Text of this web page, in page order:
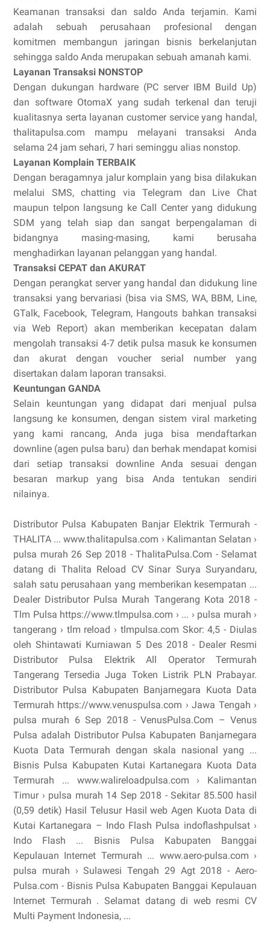
Keamanan transaksi dan saldo Anda terjamin. Kami
adalah sebuah perusahaan profesional dengan
komitmen membangun jaringan bisnis berkelanjutan
sehingga saldo Anda merupakan sebuah amanah kami.
Layanan Transaksi NONSTOP
Dengan dukungan hardware (PC server IBM Build Up)
dan software OtomaX yang sudah terkenal dan teruji
kualitasnya serta layanan customer service yang handal,
thalitapulsa.com mampu melayani transaksi Anda
selama 24 jam sehari, 7 hari seminggu alias nonstop.
Layanan Komplain TERBAIK
Dengan beragamnya jalur komplain yang bisa dilakukan
melalui SMS, chatting via Telegram dan Live Chat
maupun telpon langsung ke Call Center yang didukung
SDM yang telah siap dan sangat berpengalaman di
bidangnya masing-masing, kami berusaha
menghadirkan layanan pelanggan yang handal.
Transaksi CEPAT dan AKURAT
Dengan perangkat server yang handal dan didukung line
transaksi yang bervariasi (bisa via SMS, WA, BBM, Line,
GTalk, Facebook, Telegram, Hangouts bahkan transaksi
via Web Report) akan memberikan kecepatan dalam
mengolah transaksi 4-7 detik pulsa masuk ke konsumen
dan akurat dengan voucher serial number yang
disertakan dalam laporan transaksi.
Keuntungan GANDA
Selain keuntungan yang didapat dari menjual pulsa
langsung ke konsumen, dengan sistem viral marketing
yang kami rancang, Anda juga bisa mendaftarkan
downline (agen pulsa baru) dan berhak mendapat komisi
dari setiap transaksi downline Anda sesuai dengan
besaran markup yang bisa Anda tentukan sendiri
nilainya.
Distributor Pulsa Kabupaten Banjar Elektrik Termurah -
THALITA ... www.thalitapulsa.com › Kalimantan Selatan ›
pulsa murah 26 Sep 2018 - ThalitaPulsa.Com - Selamat
datang di Thalita Reload CV Sinar Surya Suryandaru,
salah satu perusahaan yang memberikan kesempatan ...
Dealer Distributor Pulsa Murah Tangerang Kota 2018 -
Tlm Pulsa https://www.tlmpulsa.com › ... › pulsa murah ›
tangerang › tlm reload › tlmpulsa.com Skor: 4,5 - ‎Diulas
oleh Shintawati Kurniawan 5 Des 2018 - Dealer Resmi
Distributor Pulsa Elektrik All Operator Termurah
Tangerang Tersedia Juga Token Listrik PLN Prabayar.
Distributor Pulsa Kabupaten Banjarnegara Kuota Data
Termurah https://www.venuspulsa.com › Jawa Tengah ›
pulsa murah 6 Sep 2018 - VenusPulsa.Com – Venus
Pulsa adalah Distributor Pulsa Kabupaten Banjarnegara
Kuota Data Termurah dengan skala nasional yang ...
Bisnis Pulsa Kabupaten Kutai Kartanegara Kuota Data
Termurah ... www.walireloadpulsa.com › Kalimantan
Timur › pulsa murah 14 Sep 2018 - Sekitar 85.500 hasil
(0,59 detik) Hasil Telusur Hasil web Agen Kuota Data di
Kutai Kartanegara – Indo Flash Pulsa indoflashpulsat ›
Indo Flash ... Bisnis Pulsa Kabupaten Banggai
Kepulauan Internet Termurah ... www.aero-pulsa.com ›
pulsa murah › Sulawesi Tengah 29 Agt 2018 - Aero-
Pulsa.com - Bisnis Pulsa Kabupaten Banggai Kepulauan
Internet Termurah . Selamat datang di web resmi CV
Multi Payment Indonesia, ...